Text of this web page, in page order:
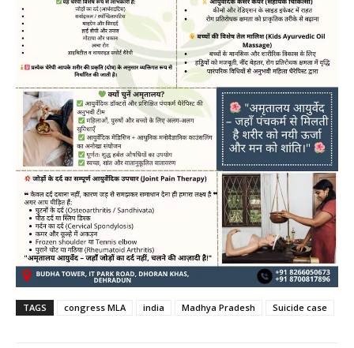
TAGS congress MLA india Madhya Pradesh Suicide case